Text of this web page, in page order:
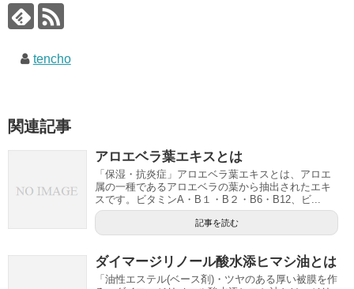
tencho
関連記事
アロエベラ葉エキスとは
「保湿・抗炎症」アロエベラ葉エキスとは、アロエ
属の一種であるアロエベラの葉から抽出されたエキ
スです。ビタミンA・B１・B２・B6・B12、ビ...
記事を読む
ダイマージリノール酸水添ヒマシ油とは
「油性エステル(ベース剤)・ツヤのある厚い被膜を作